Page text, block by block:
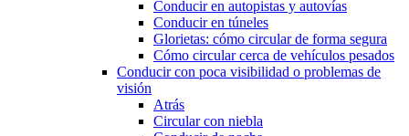
Conducir en autopistas y autovías
Conducir en túneles
Glorietas: cómo circular de forma segura
Cómo circular cerca de vehículos pesados
Conducir con poca visibilidad o problemas de
visión
Atrás
Circular con niebla